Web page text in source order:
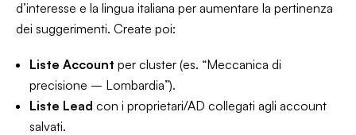
d’interesse e la lingua italiana per aumentare la pertinenza
dei suggerimenti. Create poi:
Liste Account per cluster (es. “Meccanica di
precisione – Lombardia”).
Liste Lead con i proprietari/AD collegati agli account
salvati.